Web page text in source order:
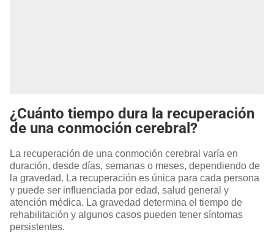
¿Cuánto tiempo dura la recuperación
de una conmoción cerebral?
La recuperación de una conmoción cerebral varía en
duración, desde días, semanas o meses, dependiendo de
la gravedad. La recuperación es única para cada persona
y puede ser influenciada por edad, salud general y
atención médica. La gravedad determina el tiempo de
rehabilitación y algunos casos pueden tener síntomas
persistentes.